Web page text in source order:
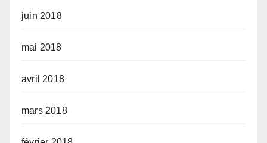
juin 2018
mai 2018
avril 2018
mars 2018